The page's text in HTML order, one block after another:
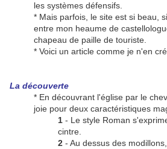
les systèmes défensifs.
* Mais parfois, le site est si beau,
entre mon heaume de
chapeau de paille de touriste.
* Voici un article comme je n'en
La découverte
* En découvrant l'église par le
joie pour deux caractéristiques
1 - Le style Roman
cintre.
2 - Au dessus des modillons,